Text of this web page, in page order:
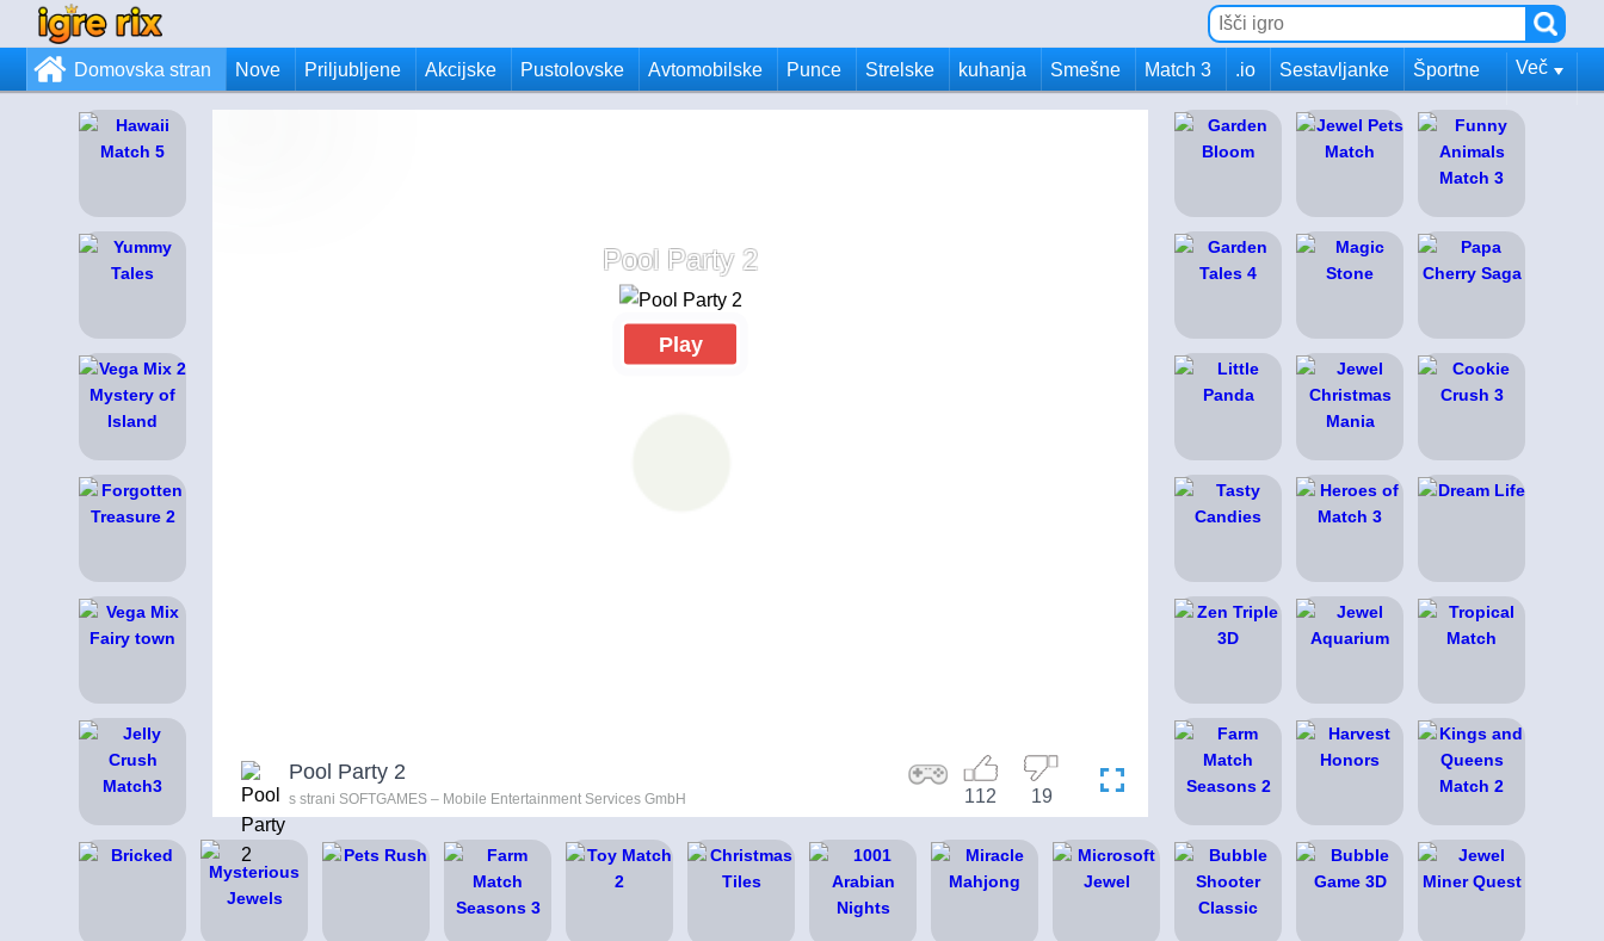
Domovska stran Nove Priljubljene Akcijske Pustolovske Avtomobilske Punce Strelske kuhanja Smešne Match 3 .io Sestavljanke Športne Več
Pool Party 2
Play
Pool Party 2
s strani SOFTGAMES – Mobile Entertainment Services GmbH 19
112